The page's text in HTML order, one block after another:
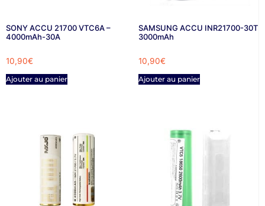
SONY ACCU 21700 VTC6A –
4000mAh-30A
10,90€
Ajouter au panier
SAMSUNG ACCU INR21700-30T
3000mAh
10,90€
Ajouter au panier